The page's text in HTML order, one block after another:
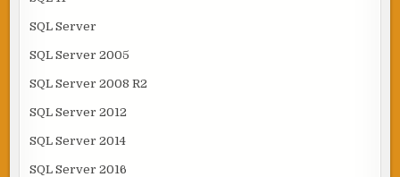
SQL Server
SQL Server 2005
SQL Server 2008 R2
SQL Server 2012
SQL Server 2014
SQL Server 2016